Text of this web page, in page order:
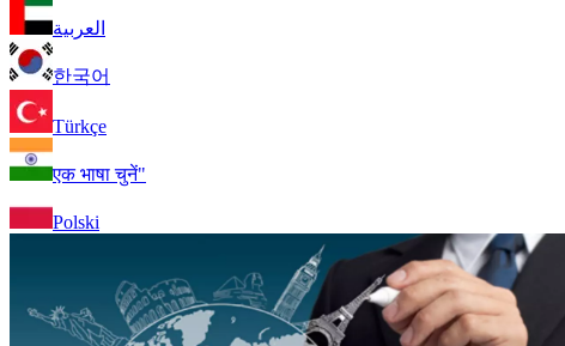
العربية
한국어
Türkçe
एक भाषा चुनें"
Polski